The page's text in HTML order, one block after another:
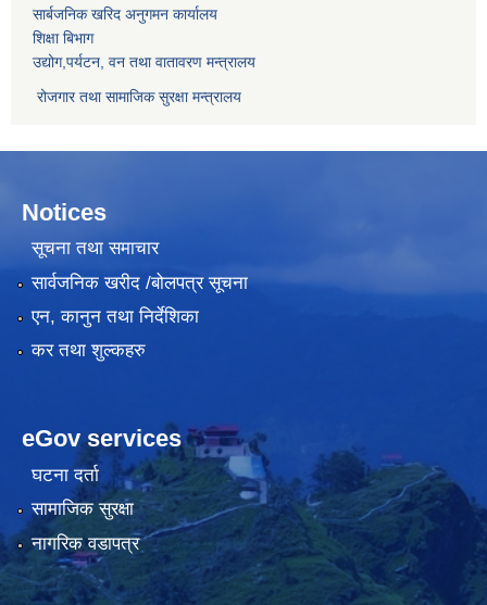
सार्बजनिक खरिद अनुगमन कार्यालय
शिक्षा बिभाग
उद्योग,पर्यटन, वन तथा वातावरण मन्त्रालय
रोजगार तथा सामाजिक सुरक्षा मन्त्रालय
Notices
सूचना तथा समाचार
सार्वजनिक खरीद /बोलपत्र सूचना
एन, कानुन तथा निर्देशिका
कर तथा शुल्कहरु
eGov services
घटना दर्ता
सामाजिक सुरक्षा
नागरिक वडापत्र